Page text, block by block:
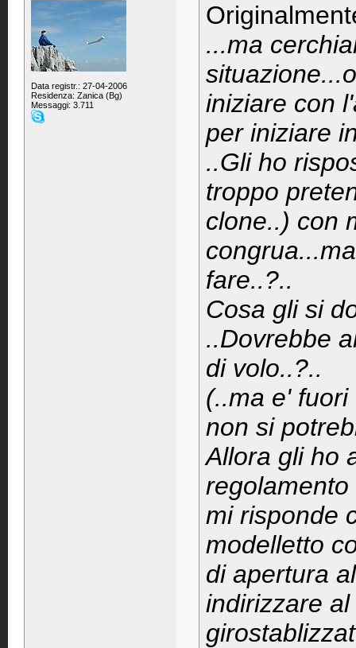
Data registr.: 27-04-2006
Residenza: Zanica (Bg)
Messaggi: 3.711
...ma
iniziare con
per iniziare
..Gli ho
troppo
clone..) con
fare..?..
Cosa gli si
..Dovrebbe
di volo..?..
(..ma e'
non si
Allora gli ho
mi risponde
modelletto
di apertura
indirizzare